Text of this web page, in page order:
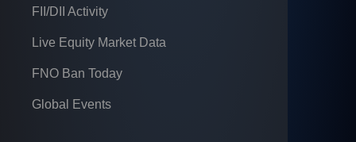
FII/DII Activity
Live Equity Market Data
FNO Ban Today
Global Events